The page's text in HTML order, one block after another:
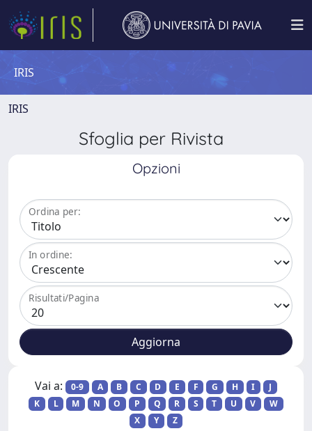
IRIS
IRIS
Sfoglia per Rivista
Opzioni
Ordina per:
In ordine:
Risultati/Pagina
Vai a: 0-9 A B C D E F G H I
J
K
L M N O P Q R S T U V
W
X
Y Z